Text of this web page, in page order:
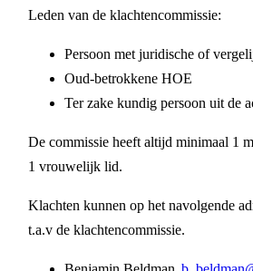
Leden van de klachtencommissie:
Persoon met juridische of
Oud-betrokkene HOE
Ter zake kundig persoon uit de
De commissie heeft altijd minimaal 1
1 vrouwelijk lid.
Klachten kunnen op het navolgende
t.a.v de klachtencommissie.